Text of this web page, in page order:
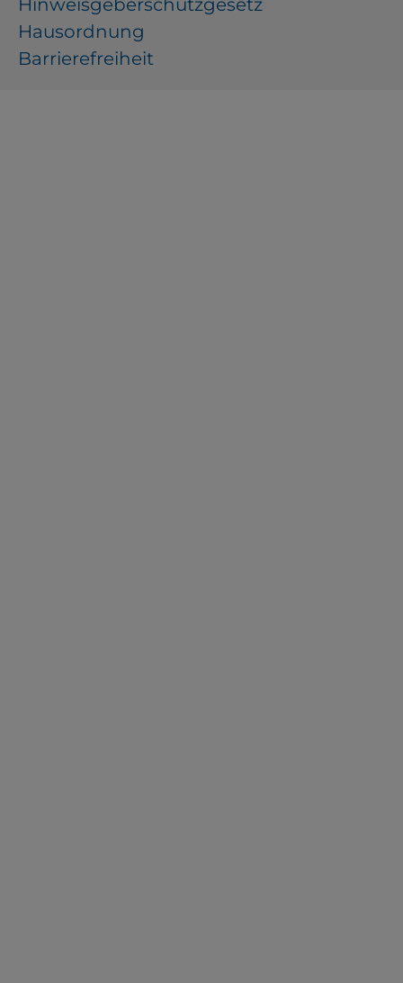
Hinweisgeberschutzgesetz
Hausordnung
Barrierefreiheit